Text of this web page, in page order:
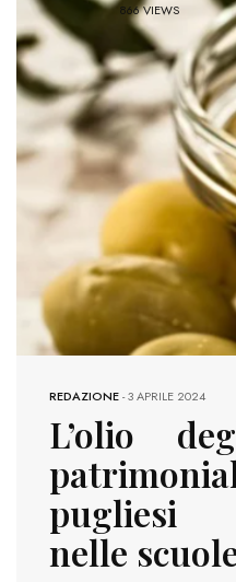
866 VIEWS
REDAZIONE-3 APRILE 2024
L’olio
pugliesi
nelle